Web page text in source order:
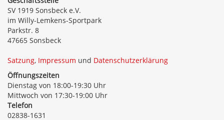
SV 1919 Sonsbeck e.V.
im Willy-Lemkens-Sportpark
Parkstr. 8
47665 Sonsbeck
Satzung, Impressum und Datenschutzerklärung
Öffnungszeiten
Dienstag von 18:00-19:30 Uhr
Mittwoch von 17:30-19:00 Uhr
Telefon
02838-1631